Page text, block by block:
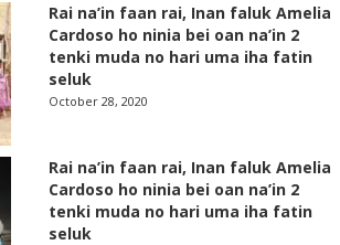
Rai na’in faan rai, Inan faluk Amelia
Cardoso ho ninia bei oan na’in 2
tenki muda no hari uma iha fatin
seluk
October 28, 2020
Rai na’in faan rai, Inan faluk Amelia
Cardoso ho ninia bei oan na’in 2
tenki muda no hari uma iha fatin
seluk